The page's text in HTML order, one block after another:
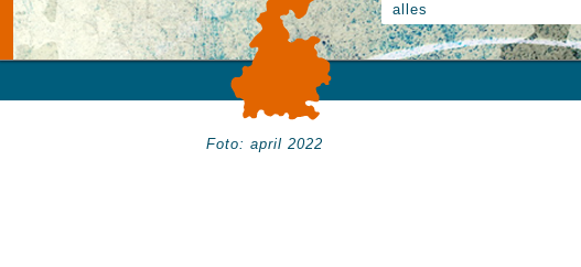
alles
Foto: april 2022